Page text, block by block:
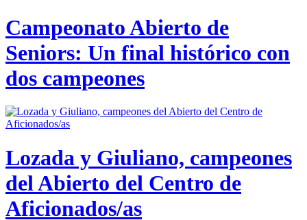
Campeonato Abierto de
Seniors: Un final histórico con
dos campeones
Lozada y Giuliano, campeones
del Abierto del Centro de
Aficionados/as